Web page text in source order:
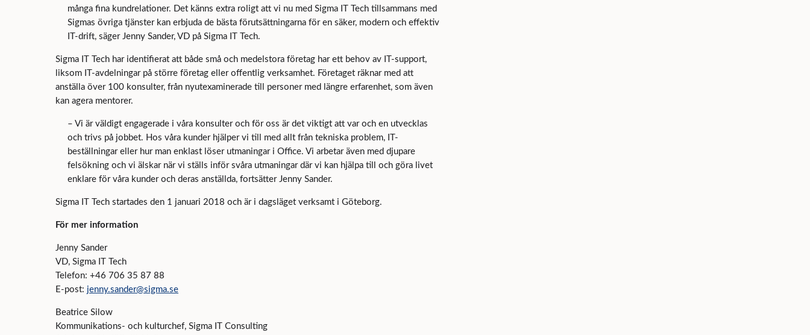
många fina kundrelationer. Det känns extra roligt att vi nu med Sigma IT Tech tillsammans med
Sigmas övriga tjänster kan erbjuda de bästa förutsättningarna för en säker, modern och effektiv
IT-drift, säger Jenny Sander, VD på Sigma IT Tech.
Sigma IT Tech har identifierat att både små och medelstora företag har ett behov av IT-support,
liksom IT-avdelningar på större företag eller offentlig verksamhet. Företaget räknar med att
anställa över 100 konsulter, från nyutexaminerade till personer med längre erfarenhet, som även
kan agera mentorer.
– Vi är väldigt engagerade i våra konsulter och för oss är det viktigt att var och en utvecklas
och trivs på jobbet. Hos våra kunder hjälper vi till med allt från tekniska problem, IT-
beställningar eller hur man enklast löser utmaningar i Office. Vi arbetar även med djupare
felsökning och vi älskar när vi ställs inför svåra utmaningar där vi kan hjälpa till och göra livet
enklare för våra kunder och deras anställda, fortsätter Jenny Sander.
Sigma IT Tech startades den 1 januari 2018 och är i dagsläget verksamt i Göteborg.
För mer information
Jenny Sander
VD, Sigma IT Tech
Telefon: +46 706 35 87 88
E-post: jenny.sander@sigma.se
Beatrice Silow
Kommunikations- och kulturchef, Sigma IT Consulting